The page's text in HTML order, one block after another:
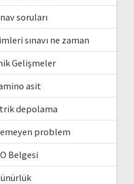
soruları
sınavı ne zaman
Gelişmeler
asit
depolama
problem
Belgesi